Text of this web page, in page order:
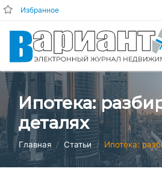
Избранное
Ипотека:
деталях
Главная Статьи Ипотека: